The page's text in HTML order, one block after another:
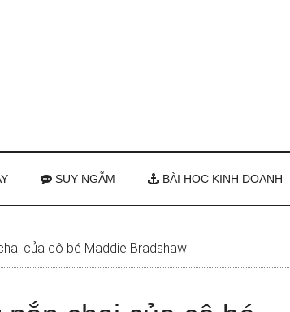
SUY NGẪM BÀI HỌC KINH DOANH
của cô bé Maddie Bradshaw